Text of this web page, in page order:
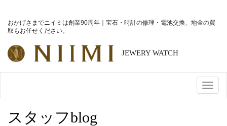
おかげさまでニイミは創業90周年｜宝石・時計の修理・電池交換、地金の買
取もお任せください。
メ
スタッフblog